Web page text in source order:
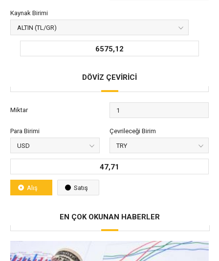
Kaynak Birimi
6575,12
DÖVİZ ÇEVİRİCİ
Miktar
Para Birimi Çevrileceği Birim
47,71
Alış Satış
EN ÇOK OKUNAN HABERLER